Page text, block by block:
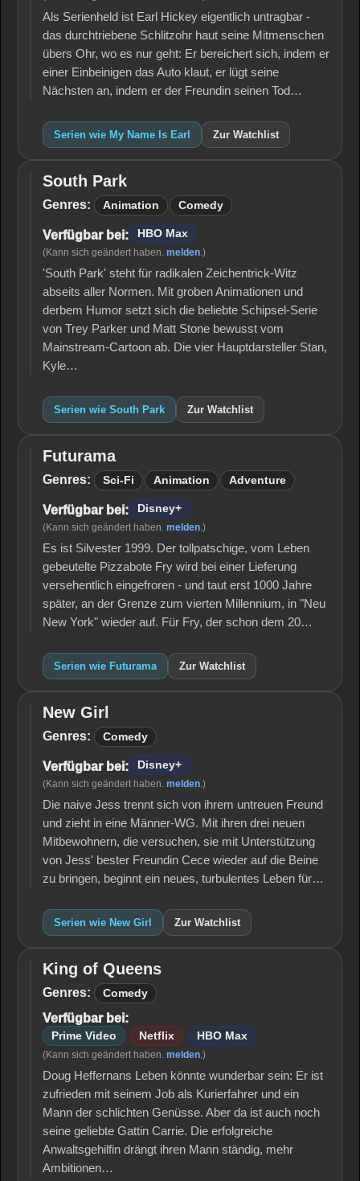
Als Serienheld ist Earl Hickey eigentlich untragbar -
das durchtriebene Schlitzohr haut seine Mitmenschen
übers Ohr, wo es nur geht: Er bereichert sich, indem er
einer Einbeinigen das Auto klaut, er lügt seine
Nächsten an, indem er der Freundin seinen Tod…
Serien wie My Name Is Earl Zur Watchlist
South
Park
South Park
Genres: Animation Comedy
Verfügbar bei: HBO Max
(Kann sich geändert haben. melden.)
'South Park' steht für radikalen Zeichentrick-Witz
abseits aller Normen. Mit groben Animationen und
derbem Humor setzt sich die beliebte Schipsel-Serie
von Trey Parker und Matt Stone bewusst vom
Mainstream-Cartoon ab. Die vier Hauptdarsteller Stan,
Kyle…
Serien wie South Park Zur Watchlist
Futurama
Futurama
Genres: Sci-Fi Animation Adventure
Verfügbar bei: Disney+
(Kann sich geändert haben. melden.)
Es ist Silvester 1999. Der tollpatschige, vom Leben
gebeutelte Pizzabote Fry wird bei einer Lieferung
versehentlich eingefroren - und taut erst 1000 Jahre
später, an der Grenze zum vierten Millennium, in "Neu
New York" wieder auf. Für Fry, der schon dem 20…
Serien wie Futurama Zur Watchlist
New
Girl
New Girl
Genres: Comedy
Verfügbar bei: Disney+
(Kann sich geändert haben. melden.)
Die naive Jess trennt sich von ihrem untreuen Freund
und zieht in eine Männer-WG. Mit ihren drei neuen
Mitbewohnern, die versuchen, sie mit Unterstützung
von Jess' bester Freundin Cece wieder auf die Beine
zu bringen, beginnt ein neues, turbulentes Leben für…
Serien wie New Girl Zur Watchlist
King of
Queens
King of Queens
Genres: Comedy
Verfügbar bei:
Prime Video Netflix HBO Max
(Kann sich geändert haben. melden.)
Doug Heffernans Leben könnte wunderbar sein: Er ist
zufrieden mit seinem Job als Kurierfahrer und ein
Mann der schlichten Genüsse. Aber da ist auch noch
seine geliebte Gattin Carrie. Die erfolgreiche
Anwaltsgehilfin drängt ihren Mann ständig, mehr
Ambitionen…